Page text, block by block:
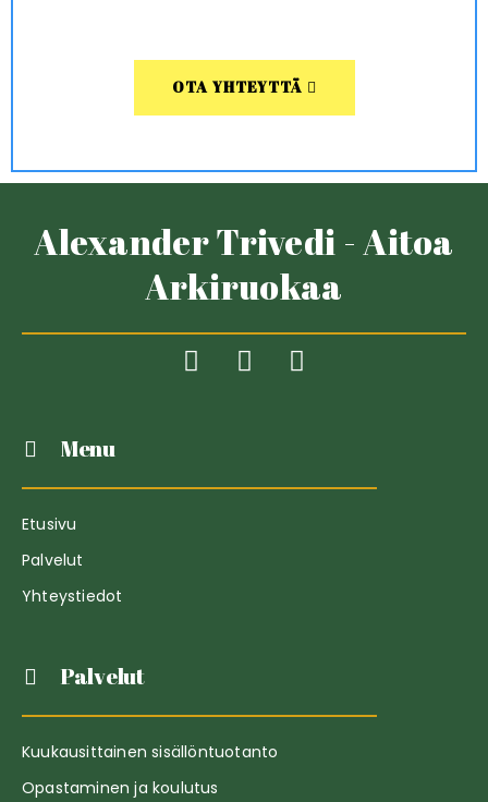
OTA YHTEYTTÄ
Alexander Trivedi - Aitoa
Arkiruokaa
Menu
Etusivu
Palvelut
Yhteystiedot
Palvelut
Kuukausittainen sisällöntuotanto
Opastaminen ja koulutus